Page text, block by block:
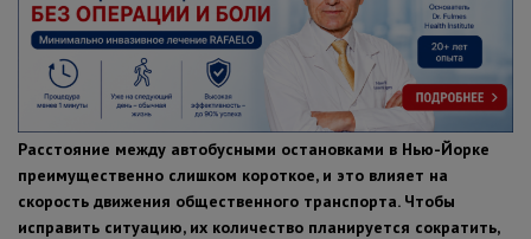
ПОЛЕЗНЫЕ СОВЕТЫ
Расстояние между автобусными остановками в Нью-Йорке
преимущественно слишком короткое, и это влияет на
скорость движения общественного транспорта. Чтобы
исправить ситуацию, их количество планируется сократить,